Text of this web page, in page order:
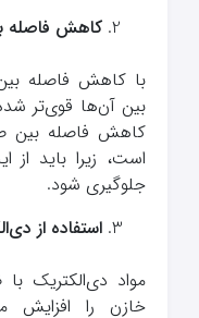
کاهش فاصله
با کاهش فاصله
بین آن‌ها قوی‌تر
کاهش فاصله بین
است، زیرا باید
جلوگیری شود.
استفاده از
مواد دی‌الکتریک
خازن را افزایش